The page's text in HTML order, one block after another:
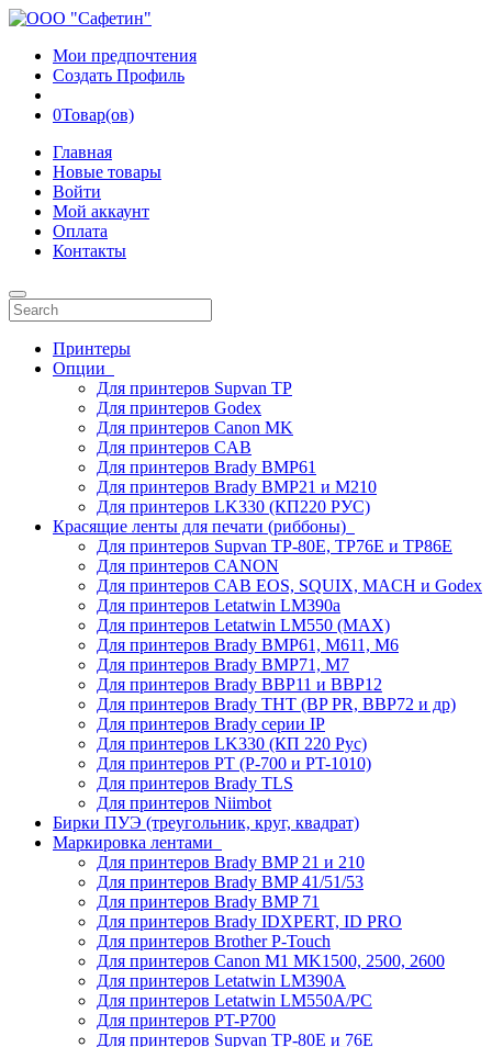
Мои предпочтения
Создать Профиль
0Товар(ов)
Главная
Новые товары
Войти
Мой аккаунт
Оплата
Контакты
Принтеры
Опции
Для принтеров Supvan TP
Для принтеров Godex
Для принтеров Canon MK
Для принтеров CAB
Для принтеров Brady BMP61
Для принтеров Brady BMP21 и M210
Для принтеров LK330 (КП220 РУС)
Красящие ленты для печати (риббоны)
Для принтеров Supvan TP-80E, TP76E и TP86E
Для принтеров CANON
Для принтеров CAB EOS, SQUIX, MACH и Godex
Для принтеров Letatwin LM390a
Для принтеров Letatwin LM550 (MAX)
Для принтеров Brady BMP61, M611, M6
Для принтеров Brady BMP71, M7
Для принтеров Brady BBP11 и BBP12
Для принтеров Brady THT (BP PR, BBP72 и др)
Для принтеров Brady серии IP
Для принтеров LK330 (КП 220 Рус)
Для принтеров PT (P-700 и PT-1010)
Для принтеров Brady TLS
Для принтеров Niimbot
Бирки ПУЭ (треугольник, круг, квадрат)
Маркировка лентами
Для принтеров Brady BMP 21 и 210
Для принтеров Brady BMP 41/51/53
Для принтеров Brady BMP 71
Для принтеров Brady IDXPERT, ID PRO
Для принтеров Brother P-Touch
Для принтеров Canon M1 MK1500, 2500, 2600
Для принтеров Letatwin LM390A
Для принтеров Letatwin LM550A/PC
Для принтеров PT-P700
Для принтеров Supvan TP-80E и 76E